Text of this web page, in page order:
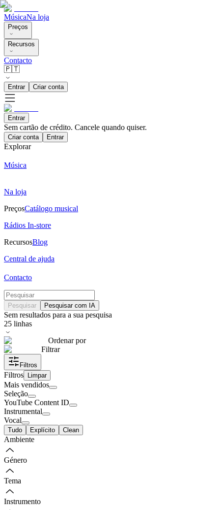
MúsicaNa loja
Preços
Recursos
Contacto
🇵🇹
Entrar Criar conta
Entrar
Sem cartão de crédito. Cancele quando quiser.
Criar conta Entrar
Explorar
Música
Na loja
PreçosCatálogo musical
Rádios In-store
RecursosBlog
Central de ajuda
Contacto
Pesquisar Pesquisar com IA
Sem resultados para a sua pesquisa
25 linhas
Ordenar por
Filtrar
Filtros
Filtros Limpar
Mais vendidos
Seleção
YouTube Content ID
Instrumental
Vocal
Tudo Explícito Clean
Ambiente
Género
Tema
Instrumento